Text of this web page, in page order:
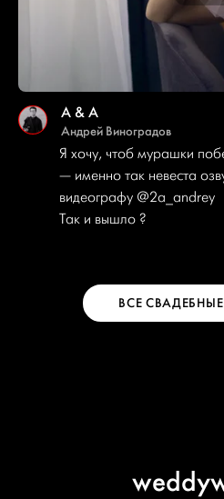
A & A
Андрей Виноградов
Я хочу, чтоб мурашки
— именно так невеста
видеографу @2a_andrey
Так и вышло ?
ВСЕ